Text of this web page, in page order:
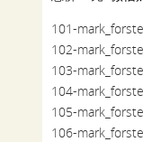
101-
102-
103-
104-
105-
106-